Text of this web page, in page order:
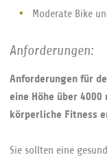
Moderate Bike
Anforderungen:
Anforderungen für
eine Höhe über
körperliche Fitness
Sie sollten eine